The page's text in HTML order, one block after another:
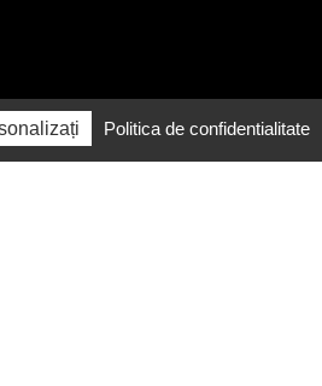
Politica de confidentialitate